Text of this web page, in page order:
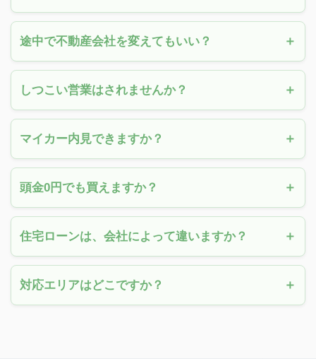
途中で不動産会社を変えてもいい？
しつこい営業はされませんか？
マイカー内見できますか？
頭金0円でも買えますか？
住宅ローンは、会社によって違いますか？
対応エリアはどこですか？